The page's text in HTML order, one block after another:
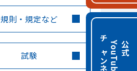
公
式
Y
o
u
T
u
b
e
チャンネル
規則・規定など
試験